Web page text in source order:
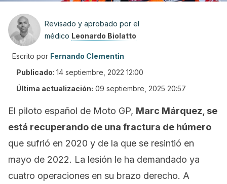
Revisado y aprobado por el
médico Leonardo Biolatto
Escrito por Fernando Clementin
Publicado: 14 septiembre, 2022 12:00
Última actualización: 09 septiembre, 2025 20:57
El piloto español de Moto GP, Marc Márquez, se
está recuperando de una fractura de húmero
que sufrió en 2020 y de la que se resintió en
mayo de 2022. La lesión le ha demandado ya
cuatro operaciones en su brazo derecho. A